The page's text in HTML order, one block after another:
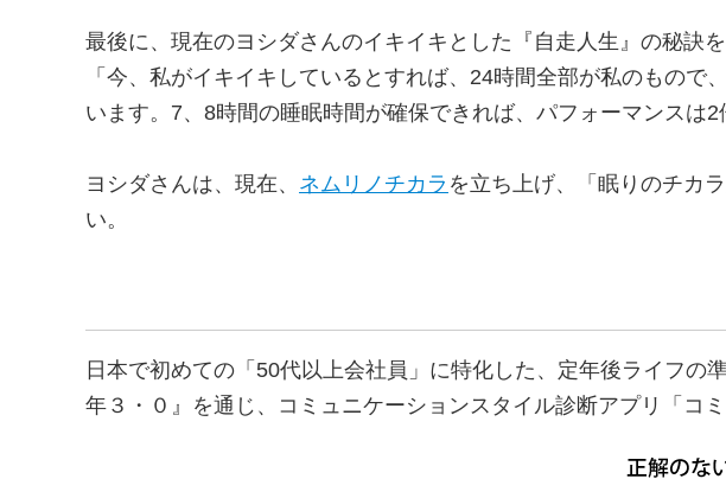
最後に、現在のヨシダさんのイキイキとした『自走人生』の秘訣を
「今、私がイキイキしているとすれば、24時間全部が私のもの
います。7、8時間の睡眠時間が確保できれば、パフォーマンスは
ヨシダさんは、現在、 ネムリノチカラ を立ち上げ、「眠りのチカ
い。
日本で初めての「50代以上会社員」に特化した、定年後ライフ
年３・０』を通じ、コミュニケーションスタイル診断アプリ「コミ